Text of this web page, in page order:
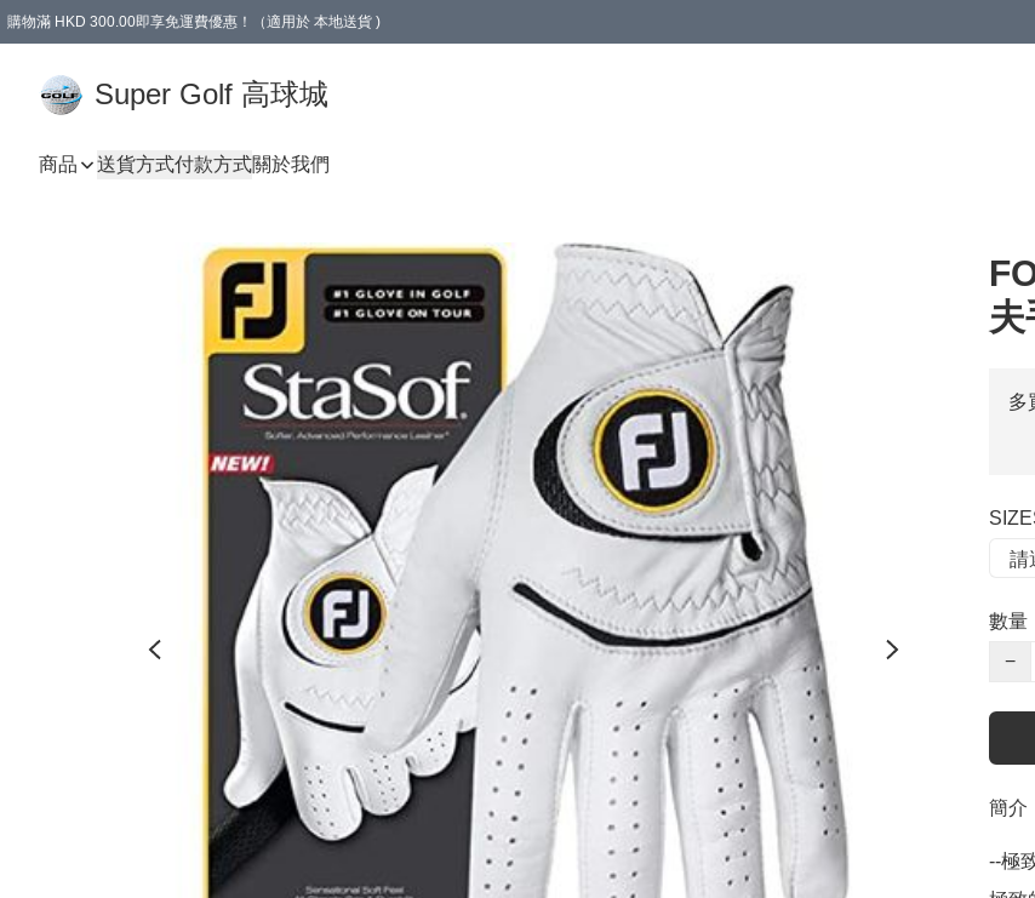
購物滿 HKD 300.00即享免運費優惠！（適用於 本地送貨 )
Super Golf 高球城
商品 送貨方式付款方式關於我們
夫
多
數量
−
簡介
--極